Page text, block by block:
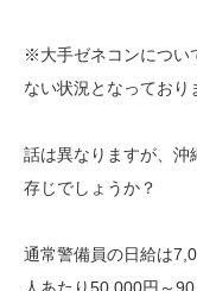
※大手ゼネコンについ
ない状況となってお
話は異なりますが、沖
存じでしょうか？
通常警備員の日給は